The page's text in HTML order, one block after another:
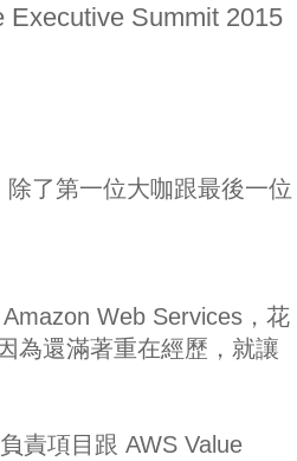
Executive Summit 2015
了第一位大咖跟最後一位
Web Services，花
為還滿著重在經歷，就讓
責項目跟 AWS Value